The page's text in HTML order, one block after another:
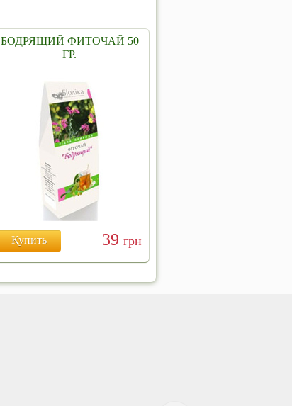
БОДРЯЩИЙ ФИТОЧАЙ 50
ГР.
Купить 39 грн